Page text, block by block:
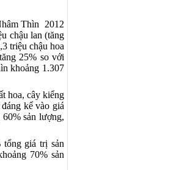
Thìn 2012
chậu lan (tăng
triệu chậu hoa
25% so với
khoảng 1.307
hoa, cây kiểng
kể vào giá
sản lượng,
giá trị sản
70% sản